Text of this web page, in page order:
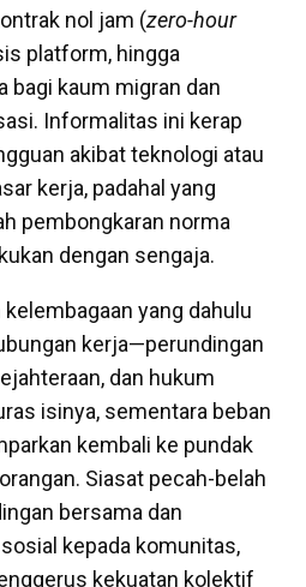
nol jam (zero-hour
platform, hingga
bagi kaum migran dan
Informalitas ini kerap
akibat teknologi atau
kerja, padahal yang
pembongkaran norma
dengan sengaja.
yang dahulu
kerja—perundingan
dan hukum
isinya, sementara beban
kembali ke pundak
Siasat pecah-belah
bersama dan
kepada komunitas,
kekuatan kolektif